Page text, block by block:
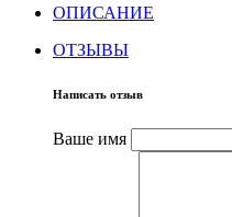
ОПИСАНИЕ
ОТЗЫВЫ
Написать отзыв
Ваше имя